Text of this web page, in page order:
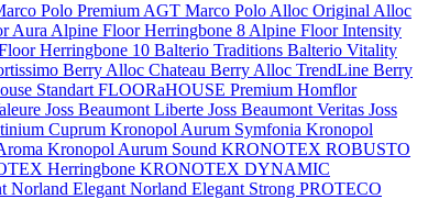
Polo Premium AGT Marco Polo Alloc Original Alloc
Aura Alpine Floor Herringbone 8 Alpine Floor Intensity
Herringbone 10 Balterio Traditions Balterio Vitality
Berry Alloc Chateau Berry Alloc TrendLine Berry
Standart FLOORaHOUSE Premium Homflor
Joss Beaumont Liberte Joss Beaumont Veritas Joss
Cuprum Kronopol Aurum Symfonia Kronopol
Kronopol Aurum Sound KRONOTEX ROBUSTO
Herringbone KRONOTEX DYNAMIC
Norland Elegant Norland Elegant Strong PROTECO